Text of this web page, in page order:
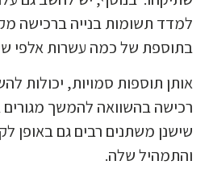
למדד תשומות בנייה ברכישה
בתוספת של כמה עשרות אלפי
אותן תוספות סמויות, יכולות
רכישה בהשוואה להמשך מגורים
שישנן משתנים רבים גם באופן
והתמהיל שלה.